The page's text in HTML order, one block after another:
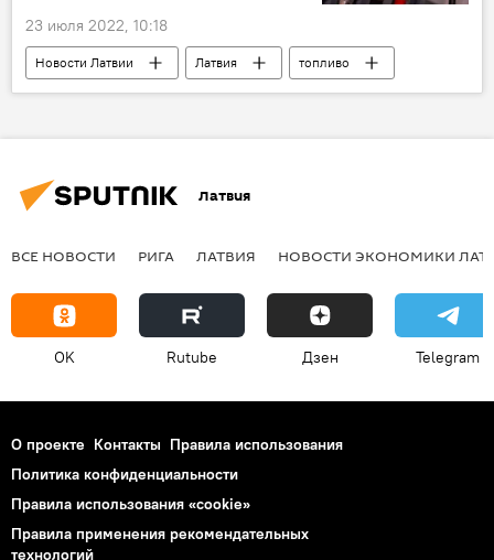
23 июля 2022, 10:18
Новости Латвии Латвия
топливо
бензин
столетие Финляндии
Латвия
ВСЕ НОВОСТИ РИГА ЛАТВИЯ НОВОСТИ ЭКОНОМИКИ
OK Rutube Дзен Telegram
О проекте Контакты Правила использования
Политика конфиденциальности
Правила использования «cookie»
Правила применения рекомендательных
технологий